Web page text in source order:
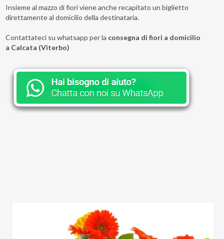
Insieme al mazzo di fiori viene anche recapitato un biglietto
direttamente al domicilio della destinataria.
Contattateci su whatsapp per la consegna di fiori a domicilio
a Calcata (Viterbo)